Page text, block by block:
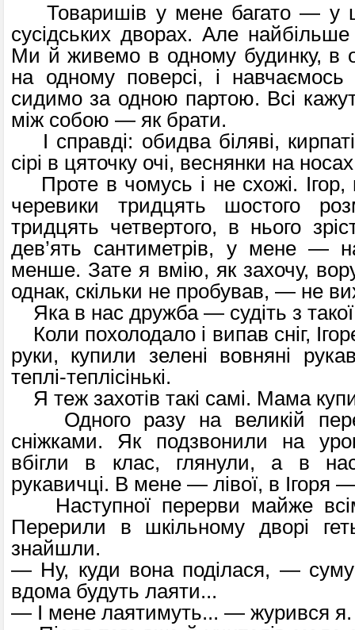
Товаришів у мене багато — у
сусідських дворах. Але
Ми й живемо в одному будинку, в
на одному поверсі, і
сидимо за одною партою. Всі
між собою — як брати.
І справді: обидва біляві,
сірі в цяточку очі, веснянки на
Проте в чомусь і не схожі. Ігор,
черевики тридцять шостого
тридцять четвертого, в нього
дев’ять сантиметрів, у мене —
менше. Зате я вмію, як захочу,
однак, скільки не пробував, — не
Яка в нас дружба — судіть з
Коли похолодало і випав сніг,
руки, купили зелені вовняні
теплі-теплісінькі.
Я теж захотів такі самі. Мама
Одного разу на великій
сніжками. Як подзвонили на
вбігли в клас, глянули, а в
рукавичці. В мене — лівої, в Ігоря
Наступної перерви майже
Перерили в шкільному дворі
знайшли.
— Ну, куди вона поділася, —
вдома будуть лаяти...
— І мене лаятимуть... — журився я.